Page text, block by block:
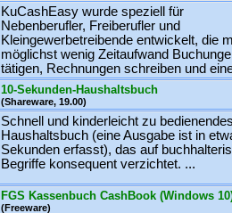
KuCashEasy wurde speziell für
Nebenberufler, Freiberufler und
Kleingewerbetreibende entwickelt, die
möglichst wenig Zeitaufwand
tätigen, Rechnungen schreiben und
10-Sekunden-Haushaltsbuch
(Shareware, 19.00)
Schnell und kinderleicht zu
Haushaltsbuch (eine Ausgabe ist in
Sekunden erfasst), das auf
Begriffe konsequent verzichtet. ...
FGS Kassenbuch CashBook (Windows
(Freeware)